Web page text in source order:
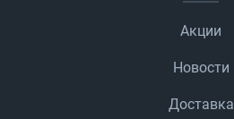
Акции
Новости
Доставка